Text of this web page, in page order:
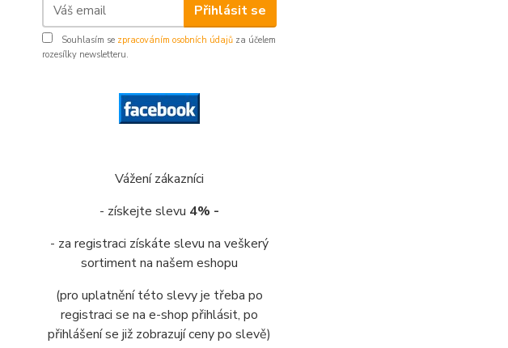
Přihlásit se
Souhlasím se zpracováním osobních údajů za účelem
rozesílky newsletteru.
Vážení zákazníci
- získejte slevu 4% -
- za registraci získáte slevu na veškerý
sortiment na našem eshopu
(pro uplatnění této slevy je třeba po
registraci se na e-shop přihlásit, po
přihlášení se již zobrazují ceny po slevě)